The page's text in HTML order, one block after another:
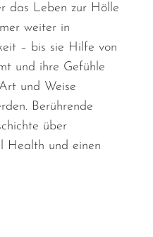
das Leben zur Hölle
weiter in
– bis sie Hilfe von
und ihre Gefühle
und Weise
Berührende
über
Health und einen